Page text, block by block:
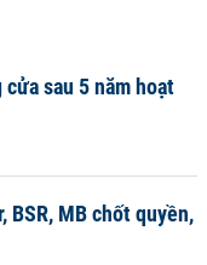
sau 5 năm hoạt
BSR, MB chốt quyền,